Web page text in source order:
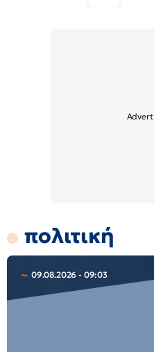
πολιτική
09.08.2026 - 09:03